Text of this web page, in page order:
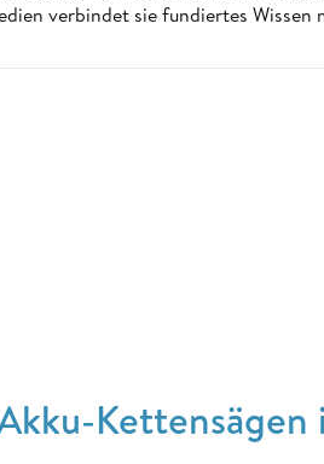
verbindet sie fundiertes Wissen
Kettensägen